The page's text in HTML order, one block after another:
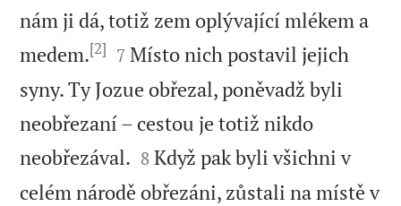
nám ji dá, totiž zem oplývající mlékem a
medem.[2] 

7 Místo nich postavil jejich
syny. Ty Jozue obřezal, poněvadž byli
neobřezaní – cestou je totiž nikdo
neobřezával. 

8 Když pak byli všichni v
celém národě obřezáni, zůstali na místě v